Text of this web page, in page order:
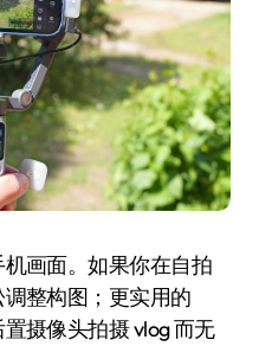
画面。如果你在自拍
整构图；更实用的
摄像头拍摄 vlog 而无